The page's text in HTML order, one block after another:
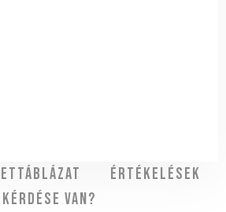
Értékelések
Kérdése van?